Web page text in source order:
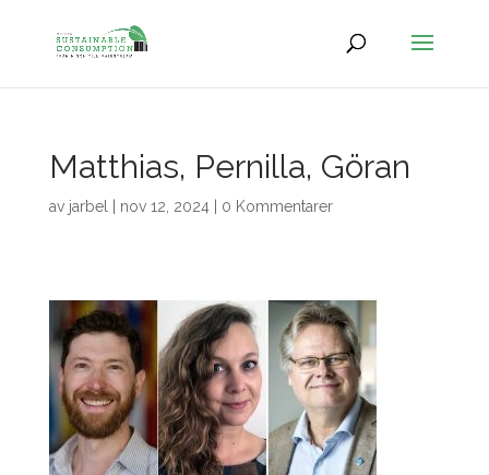
Matthias, Pernilla, Göran
av jarbel nov 12, 2024| 0 Kommentarer